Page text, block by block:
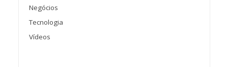
Negócios
Tecnologia
Vídeos